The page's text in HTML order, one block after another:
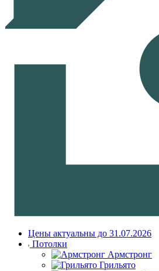
Цены актуальны до 31.07.2026
Потолки
Армстронг
Грильято